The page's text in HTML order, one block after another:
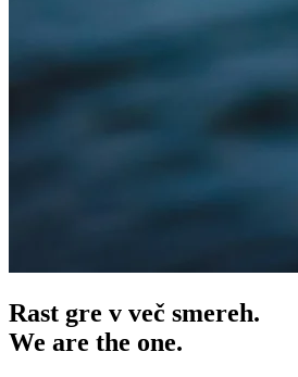
Rast gre v več smereh.
We are the one.